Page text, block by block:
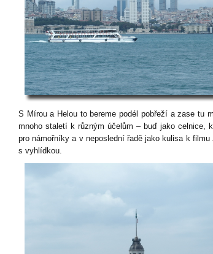
S Mírou a Helou to bereme podél pobřeží a zase tu
mnoho staletí k různým účelům – buď jako celnice,
pro námořníky a v neposlední řadě jako kulisa k
s vyhlídkou.